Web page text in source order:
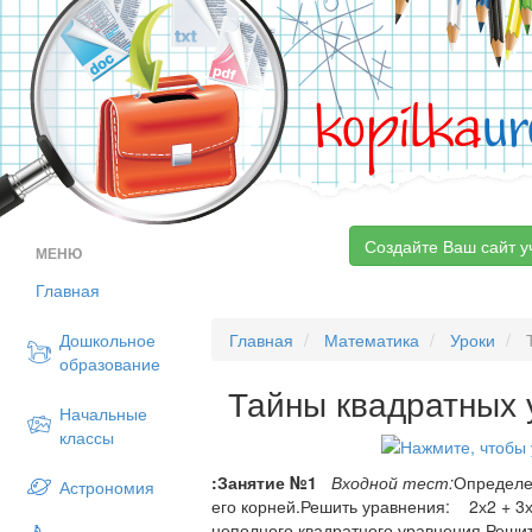
kopilka
МЕНЮ
Главная
Дошкольное
образование
Начальные
классы
Астрономия
Создайте Ваш сайт
Главная Математика Уроки
Тайны квадратных
:Занятие №1 Входной тест:
его корней.Решить уравнения: 2х2 +